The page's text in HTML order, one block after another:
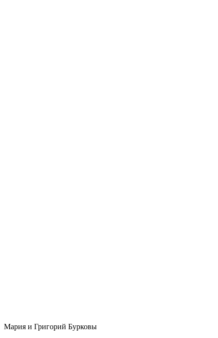
Мария и Григорий Бурковы